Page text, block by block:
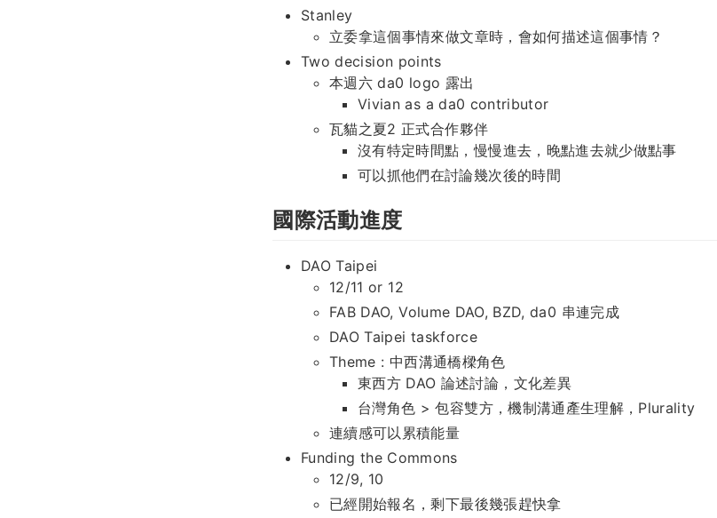
Stanley
立委拿這個事情來做文章時，會如何描述這個事情？
Two decision points
本週六 da0 logo 露出
Vivian as a da0 contributor
瓦貓之夏2 正式合作夥伴
沒有特定時間點，慢慢進去，晚點進去就少做點事
可以抓他們在討論幾次後的時間
國際活動進度
DAO Taipei
12/11 or 12
FAB DAO, Volume DAO, BZD, da0 串連完成
DAO Taipei taskforce
Theme : 中西溝通橋樑角色
東西方 DAO 論述討論，文化差異
台灣角色 > 包容雙方，機制溝通產生理解，Plurality
連續感可以累積能量
Funding the Commons
12/9, 10
已經開始報名，剩下最後幾張趕快拿